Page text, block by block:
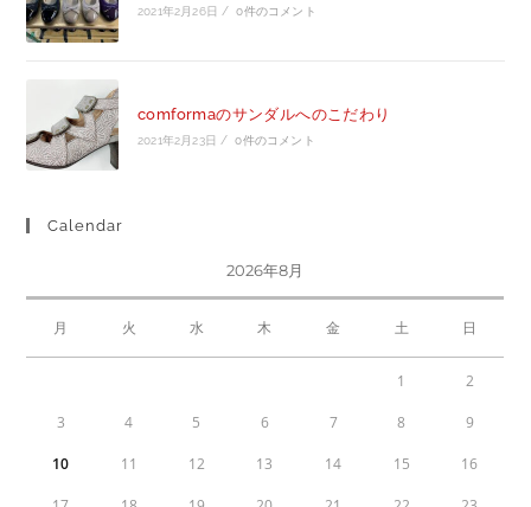
2021年2月26日 / 0件のコメント
comformaのサンダルへのこだわり
2021年2月23日 / 0件のコメント
Calendar
2026年8月
月 火 水 木 金 土 日
1 2
3 4 5 6 7 8 9
10 11 12 13 14 15 16